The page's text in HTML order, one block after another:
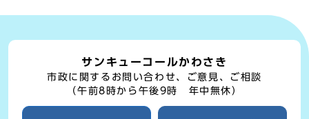
サンキューコールかわさき
市政に関するお問い合わせ、ご意見、ご相談
（午前8時から午後9時 年中無休）